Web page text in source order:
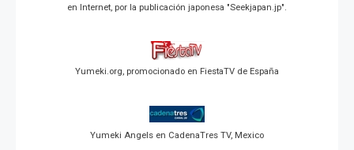
en Internet, por la publicación japonesa "Seekjapan.jp".
Yumeki.org, promocionado en FiestaTV de España
Yumeki Angels en CadenaTres TV, Mexico